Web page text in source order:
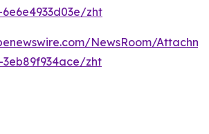
zht
NewsRoom/
3eb89f934ace/zht